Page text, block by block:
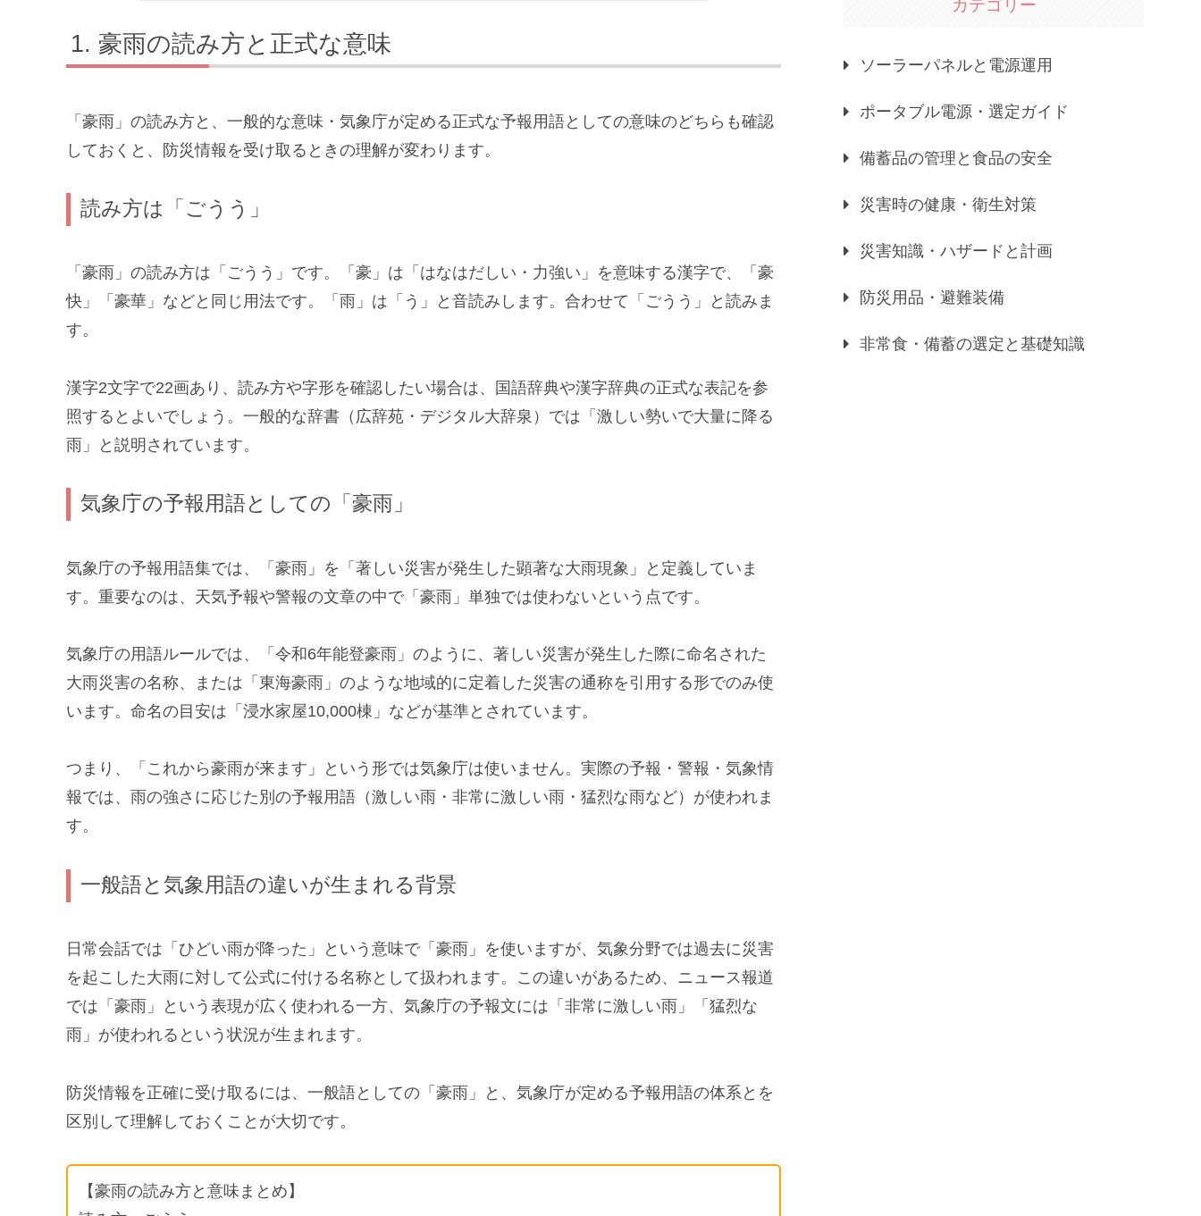
豪雨の読み方と正式な意味
「豪雨」の読み方と、一般的な意味・気象庁が定める正式な予報用語としての意味のどちらも確認
しておくと、防災情報を受け取るときの理解が変わります。
読み方は「ごうう」
「豪雨」の読み方は「ごうう」です。「豪」は「はなはだしい・力強い」を意味する漢字で、「豪
快」「豪華」などと同じ用法です。「雨」は「う」と音読みします。合わせて「ごうう」と読みま
す。
漢字2文字で22画あり、読み方や字形を確認したい場合は、国語辞典や漢字辞典の正式な表記を参
照するとよいでしょう。一般的な辞書（広辞苑・デジタル大辞泉）では「激しい勢いで大量に降る
雨」と説明されています。
気象庁の予報用語としての「豪雨」
気象庁の予報用語集では、「豪雨」を「著しい災害が発生した顕著な大雨現象」と定義していま
す。重要なのは、天気予報や警報の文章の中で「豪雨」単独では使わないという点です。
気象庁の用語ルールでは、「令和6年能登豪雨」のように、著しい災害が発生した際に命名された
大雨災害の名称、または「東海豪雨」のような地域的に定着した災害の通称を引用する形でのみ使
います。命名の目安は「浸水家屋10,000棟」などが基準とされています。
つまり、「これから豪雨が来ます」という形では気象庁は使いません。実際の予報・警報・気象情
報では、雨の強さに応じた別の予報用語（激しい雨・非常に激しい雨・猛烈な雨など）が使われま
す。
一般語と気象用語の違いが生まれる背景
日常会話では「ひどい雨が降った」という意味で「豪雨」を使いますが、気象分野では過去に災害
を起こした大雨に対して公式に付ける名称として扱われます。この違いがあるため、ニュース報道
では「豪雨」という表現が広く使われる一方、気象庁の予報文には「非常に激しい雨」「猛烈な
雨」が使われるという状況が生まれます。
防災情報を正確に受け取るには、一般語としての「豪雨」と、気象庁が定める予報用語の体系とを
区別して理解しておくことが大切です。
【豪雨の読み方と意味まとめ】
カテゴリー
ソーラーパネルと電源運用
ポータブル電源・選定ガイド
備蓄品の管理と食品の安全
災害時の健康・衛生対策
災害知識・ハザードと計画
防災用品・避難装備
非常食・備蓄の選定と基礎知識